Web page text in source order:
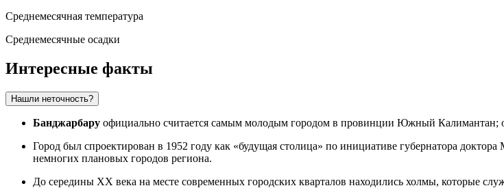
Среднемесячная температура
Среднемесячные осадки
Интересные факты
Нашли неточность?
Банджарбару официально считается самым молодым городом в провинции Южный Калимантан; он
Город был спроектирован в 1952 году как «будущая столица» по инициативе губернатора
немногих плановых городов региона.
До середины XX века на месте современных городских кварталов находились холмы, которые